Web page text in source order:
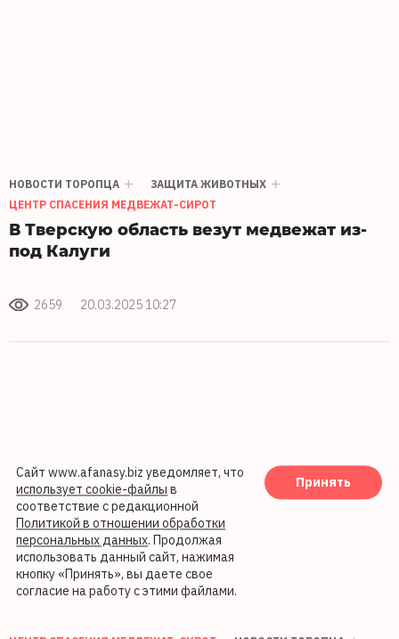
НОВОСТИ ТОРОПЦА
ЗАЩИТА ЖИВОТНЫХ
ЦЕНТР СПАСЕНИЯ МЕДВЕЖАТ-СИРОТ
В Тверскую область везут медвежат из-
под Калуги
2659 20.03.2025 10:27
Сайт www.afanasy.biz уведомляет, что
использует cookie-файлы в
соответствие с редакционной
Политикой в отношении обработки
персональных данных. Продолжая
использовать данный сайт, нажимая
кнопку «Принять», вы даете свое
согласие на работу с этими файлами.
Принять